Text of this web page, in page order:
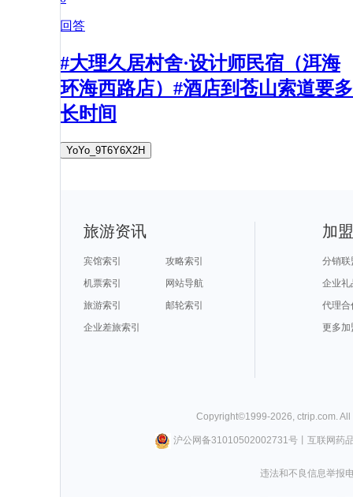
回答
#大理久居村舍·设计师民宿（洱海
环海西路店）#酒店到苍山索道要多
长时间
YoYo_9T6Y6X2H
旅游资讯
宾馆索引
攻略索引
机票索引
网站导航
旅游索引
邮轮索引
企业差旅索引
加
分销联
企业礼
代理合
更多加
Copyright©1999-2026 ctrip.com .
沪公网备31010502002731号丨 互联网药
违法和不良信息举报